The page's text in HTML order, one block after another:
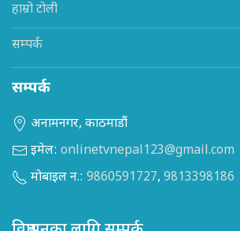
हाम्रो टोली
सम्पर्क
सम्पर्क
अनामनगर, काठमाडौं
इमेल: onlinetvnepal123@gmail.com
मोबाइल न.: 9860591727, 9813398186